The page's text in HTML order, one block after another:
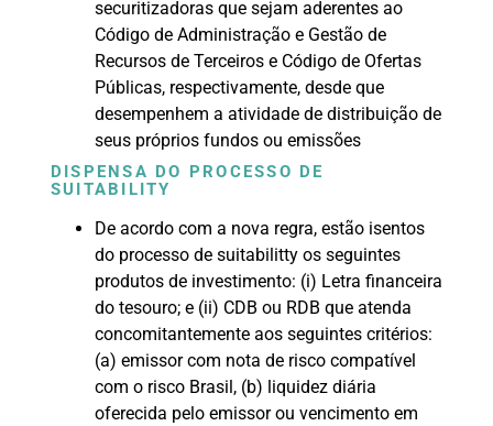
securitizadoras que sejam aderentes ao
Código de Administração e Gestão de
Recursos de Terceiros e Código de Ofertas
Públicas, respectivamente, desde que
desempenhem a atividade de distribuição de
seus próprios fundos ou emissões
DISPENSA DO PROCESSO DE
SUITABILITY
De acordo com a nova regra, estão isentos
do processo de suitabilitty os seguintes
produtos de investimento: (i) Letra financeira
do tesouro; e (ii) CDB ou RDB que atenda
concomitantemente aos seguintes critérios:
(a) emissor com nota de risco compatível
com o risco Brasil, (b) liquidez diária
oferecida pelo emissor ou vencimento em